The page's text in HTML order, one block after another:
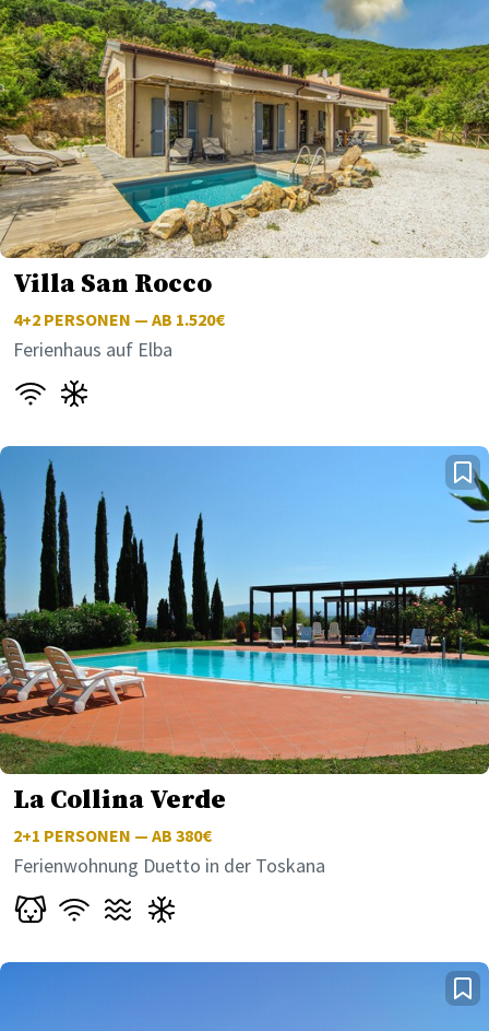
Villa San Rocco
4+2 PERSONEN — AB 1.520€
Ferienhaus auf Elba
La Collina Verde
2+1 PERSONEN — AB 380€
Ferienwohnung Duetto in der Toskana